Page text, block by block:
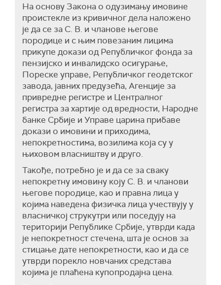
На основу Закона о одузимању имовине
проистекле из кривичног дела наложено
је да се за С. В. и чланове његове
породице и с њим повезаним лицима
прикупе докази од Републичког фонда за
пензијско и инвалидско осигурање,
Пореске управе, Републичког геодетског
завода, јавних предузећа, Агенције за
привредне регистре и Централног
регистра за хартије од вредности, Народне
банке Србије и Управе царина прибаве
докази о имовини и приходима,
непокретностима, возилима која су у
њиховом власништву и друго.
Такође, потребно је и да се за сваку
непокретну имовину коју С. В. и чланови
његове породице, као и правна лица у
којима наведена физичка лица учествују у
власничкој струкутри или поседују на
територији Републике Србије, утврди када
је непокретност стечена, шта је основ за
стицање дате непокретности, као и да се
утврди порекло новчаних средстава
којима је плаћена купопродајна цена.